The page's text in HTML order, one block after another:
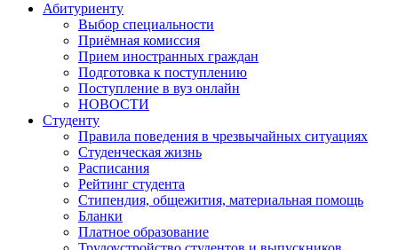
Абитуриенту
Выбор специальности
Приёмная комиссия
Прием иностранных граждан
Подготовка к поступлению
Поступление в вуз онлайн
НОВОСТИ
Студенту
Правила поведения в чрезвычайных ситуациях
Студенческая жизнь
Расписания
Рейтинг студента
Стипендия, общежития, материальная помощь
Бланки
Платное образование